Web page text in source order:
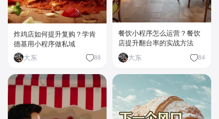
炸鸡店如何提升复购？学肯
德基用小程序做私域
大东
88
餐饮小程序怎么运营？餐饮
店提升翻台率的实战方法
大东
84